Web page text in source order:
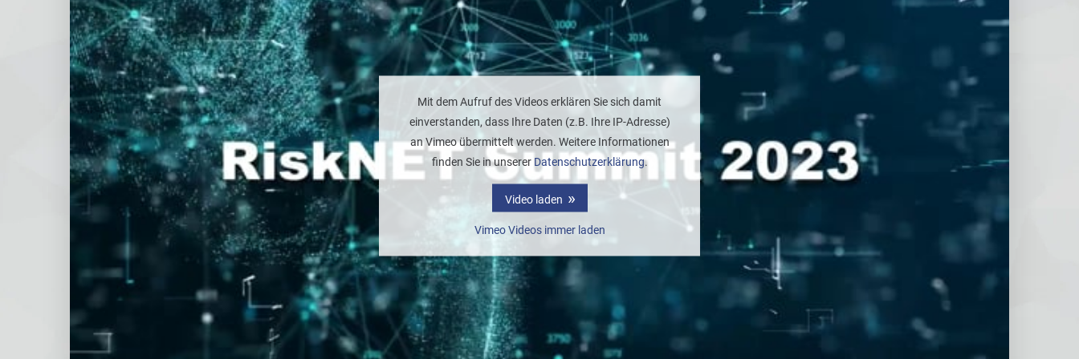
Mit dem Aufruf des Videos erklären Sie sich damit
einverstanden, dass Ihre Daten (z.B. Ihre IP-Adresse)
an Vimeo übermittelt werden. Weitere Informationen
finden Sie in unserer Datenschutzerklärung.
Video laden
Vimeo Videos immer laden